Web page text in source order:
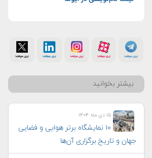
بیشتر بخوانید
۱۵ دی ماه ۱۴۰۴
۱۰ نمایشگاه برتر هوایی و فضایی
جهان و تاریخ برگزاری آن‌ها